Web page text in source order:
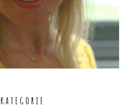
KATEGORIE